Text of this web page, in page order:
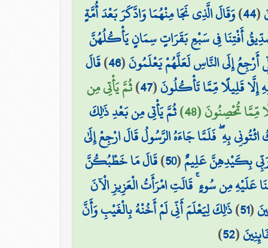
(
44
)وَقَالَ الَّذِي نَجَا مِنْهُمَا وَادَّكَرَ بَعْدَ أُمَّةٍ
أَفْتِنَا فِي سَبْعِ بَقَرَاتٍ سِمَانٍ يَأْكُلُهُنَّ
إِلَى النَّاسِ لَعَلَّهُمْ يَعْلَمُونَ(
46
)قَالَ
قَلِيلًا مِّمَّا تَأْكُلُونَ(
47
)ثُمَّ يَأْتِي مِن
تُحْصِنُونَ (48)
ثُمَّ يَأْتِي مِن بَعْدِ ذَٰلِكَ
ائْتُونِي بِهِ ۖ فَلَمَّا جَاءَهُ الرَّسُولُ قَالَ ارْجِعْ إِلَىٰ
رَبِّي بِكَيْدِهِنَّ عَلِيمٌ(
50
)قَالَ مَا خَطْبُكُنَّ
مِن سُوءٍ ۚ قَالَتِ امْرَأَتُ الْعَزِيزِ الْآنَ
(
51
)ذَٰلِكَ لِيَعْلَمَ أَنِّي لَمْ أَخُنْهُ بِالْغَيْبِ وَأَنَّ
(
52
)